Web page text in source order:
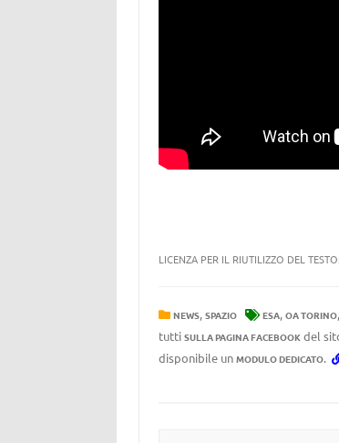
LICENZA PER IL RIUTILIZZO DEL TESTO:
NEWS, SPAZIO ESA, OA TORINO,
tutti SULLA PAGINA FACEBOOKdel
disponibile un MODULO DEDICATO.